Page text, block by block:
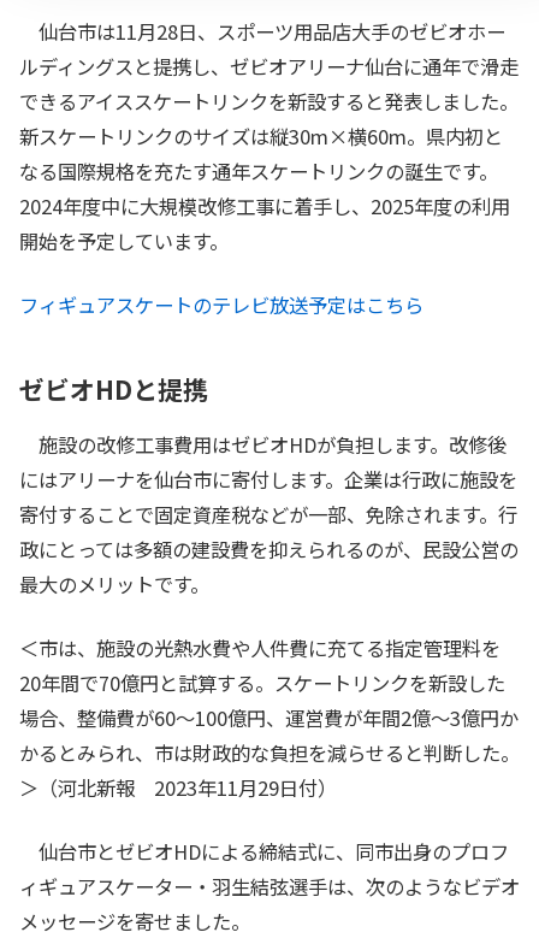
仙台市は11月28日、スポーツ用品店大手のゼビオホー
ルディングスと提携し、ゼビオアリーナ仙台に通年で滑走
できるアイススケートリンクを新設すると発表しました。
新スケートリンクのサイズは縦30m×横60m。県内初と
なる国際規格を充たす通年スケートリンクの誕生です。
2024年度中に大規模改修工事に着手し、2025年度の利用
開始を予定しています。
フィギュアスケートのテレビ放送予定はこちら
ゼビオHDと提携
施設の改修工事費用はゼビオHDが負担します。改修後
にはアリーナを仙台市に寄付します。企業は行政に施設を
寄付することで固定資産税などが一部、免除されます。行
政にとっては多額の建設費を抑えられるのが、民設公営の
最大のメリットです。
＜市は、施設の光熱水費や人件費に充てる指定管理料を
20年間で70億円と試算する。スケートリンクを新設した
場合、整備費が60～100億円、運営費が年間2億～3億円か
かるとみられ、市は財政的な負担を減らせると判断した。
＞（河北新報 2023年11月29日付）
仙台市とゼビオHDによる締結式に、同市出身のプロフ
ィギュアスケーター・羽生結弦選手は、次のようなビデオ
メッセージを寄せました。